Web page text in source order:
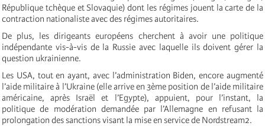
République tchèque et Slovaquie) dont les régimes jouent la carte de la
contraction nationaliste avec des régimes autoritaires.
De plus, les dirigeants européens cherchent à avoir une politique
indépendante vis-à-vis de la Russie avec laquelle ils doivent gérer la
question ukrainienne.
Les USA, tout en ayant, avec l’administration Biden, encore augmenté
l’aide militaire à l’Ukraine (elle arrive en 3ème position de l’aide militaire
américaine, après Israël et l’Egypte), appuient, pour l’instant, la
politique de modération demandée par l’Allemagne en refusant la
prolongation des sanctions visant la mise en service de Nordstream2.